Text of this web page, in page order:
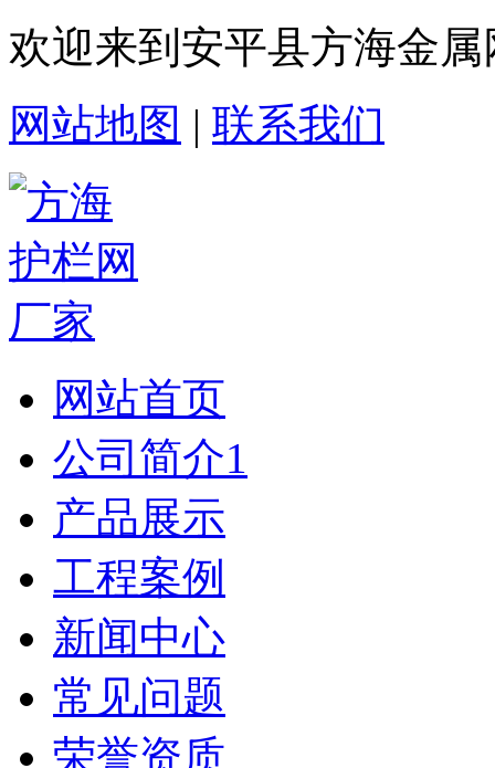
欢迎来到安平县方海金
网站地图 | 联系我们
网站首页
公司简介1
产品展示
工程案例
新闻中心
常见问题
荣誉资质